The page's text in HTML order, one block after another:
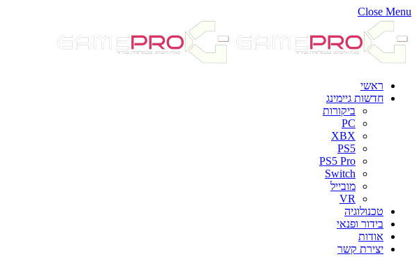
Close Menu
ראשי
חדשות גיימינג
ביקורות
PC
XBX
PS5
PS5 Pro
Switch
מובייל
VR
טכנולוגיה
בידור ופנאי
אודות
יצירת קשר